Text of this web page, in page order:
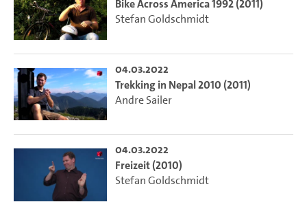
Bike Across America 1992 (2011)
Stefan Goldschmidt
04.03.2022
Trekking in Nepal 2010 (2011)
Andre Sailer
04.03.2022
Freizeit (2010)
Stefan Goldschmidt